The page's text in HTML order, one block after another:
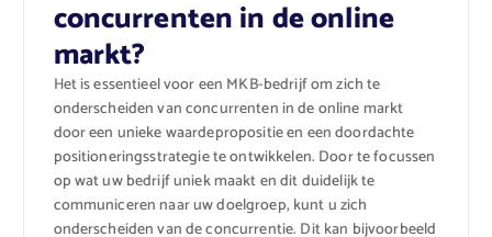
concurrenten in de online
markt?
Het is essentieel voor een MKB-bedrijf om zich te
onderscheiden van concurrenten in de online markt
door een unieke waardepropositie en een doordachte
positioneringsstrategie te ontwikkelen. Door te focussen
op wat uw bedrijf uniek maakt en dit duidelijk te
communiceren naar uw doelgroep, kunt u zich
onderscheiden van de concurrentie. Dit kan bijvoorbeeld